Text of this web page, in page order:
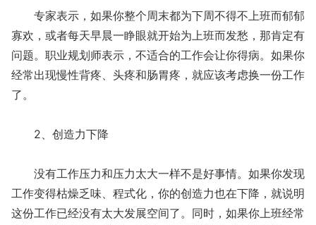
专家表示，如果你整个周末都为下周不得不上班而郁郁
寡欢，或者每天早晨一睁眼就开始为上班而发愁，那肯定有
问题。职业规划师表示，不适合的工作会让你得病。如果你
经常出现慢性背疼、头疼和肠胃疼，就应该考虑换一份工作
了。
2、创造力下降
没有工作压力和压力太大一样不是好事情。如果你发现
工作变得枯燥乏味、程式化，你的创造力也在下降，就说明
这份工作已经没有太大发展空间了。同时，如果你上班经常